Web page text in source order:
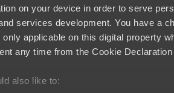
on your device in order to serve
services development. You have a
applicable on this digital property
any time from the Cookie
also like to:
Политика
Декларация о файлах cookie
О нас
Реклама и сотрудничество:
Live LLC30 N Gould St #43713,
adv@hawk.live